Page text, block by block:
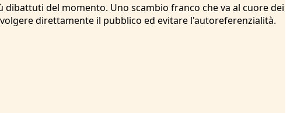
del momento. Uno scambio franco che va al cuore dei
direttamente il pubblico ed evitare l'autoreferenzialità.